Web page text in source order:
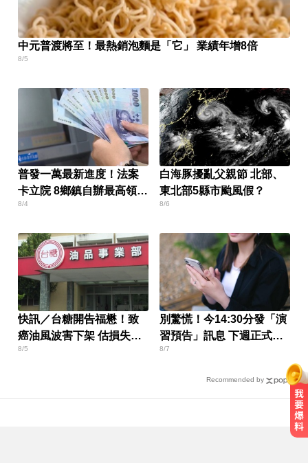
中元普渡將至！最熱銷泡麵是「它」 業績年增8倍
8/5
普發一萬最新進度！法案
卡立院 8鄉鎮自辦最高領1
萬
8/4
白海豚擾亂父親節 北部、
東北部5縣市颱風假？
8/6
快訊／台糖開告福懋！致
癌油風波害下架 估損失
2.43億
8/5
別驚慌！今14:30分發「演
習預告」訊息 下週正式登
場
8/7
Recommended by